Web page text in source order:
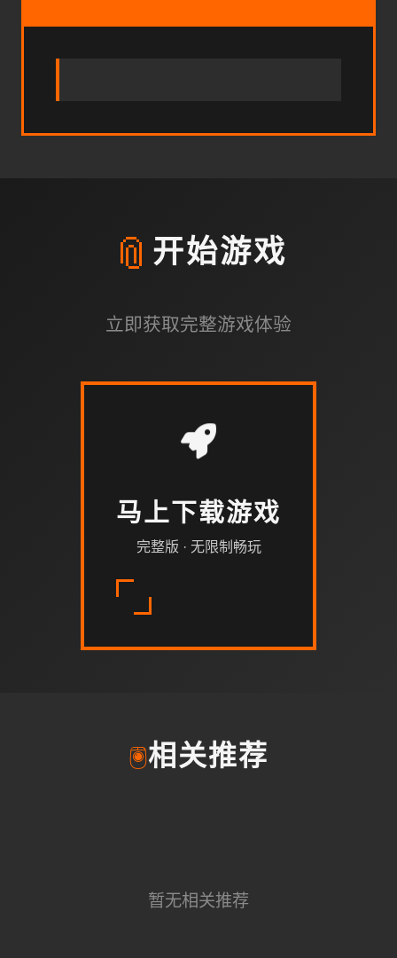
📎 开始游戏
立即获取完整游戏体验
马上下载游戏
完整版 · 无限制畅玩
🖲️相关推荐
暂无相关推荐